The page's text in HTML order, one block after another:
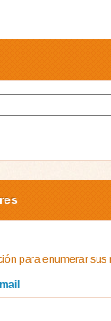
para enumerar sus